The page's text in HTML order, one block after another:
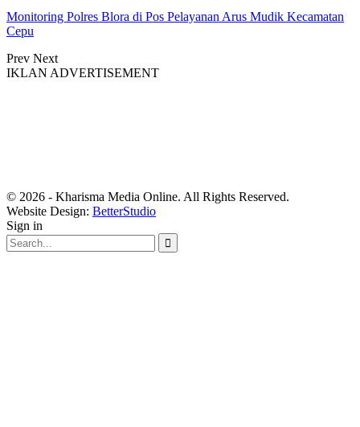
Monitoring Polres Blora di Pos Pelayanan Arus Mudik Kecamatan
Cepu
Prev Next
IKLAN ADVERTISEMENT
© 2026 - Kharisma Media Online. All Rights Reserved.
Website Design: BetterStudio
Sign in